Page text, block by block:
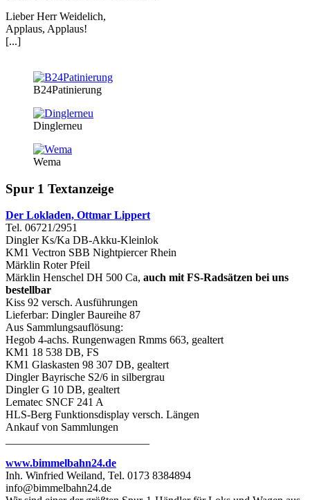
Lieber Herr Weidelich,
Applaus, Applaus!
[...]
B24Patinierung
Dinglerneu
Wema
Spur 1 Textanzeige
Der Lokladen, Ottmar Lippert
Tel. 06721/2951
Dingler Ks/Ka DB-Akku-Kleinlok
KM1 Vectron SBB Nightpiercer Rhein
Märklin Roter Pfeil
Märklin Henschel DH 500 Ca, auch mit FS-Radsätzen bei uns
bestellbar
Kiss 92 versch. Ausführungen
Lieferbar: Dingler Baureihe 87
Aus Sammlungsauflösung:
Hegob 4-achs. Rungenwagen Rmms 663, gealtert
KM1 18 538 DB, FS
KM1 Glaskasten 98 307 DB, gealtert
Dingler Bayrische S2/6 in silbergrau
Dingler G 10 DB, gealtert
Lematec SNCF 241 A
HLS-Berg Funktionsdisplay versch. Längen
Ankauf von Sammlungen
www.bimmelbahn24.de
Inh. Winfried Weiland, Tel. 0173 8384894
info@bimmelbahn24.de